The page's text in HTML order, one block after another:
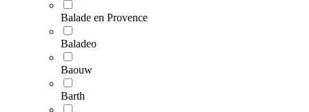
Balade en Provence
Baladeo
Baouw
Barth